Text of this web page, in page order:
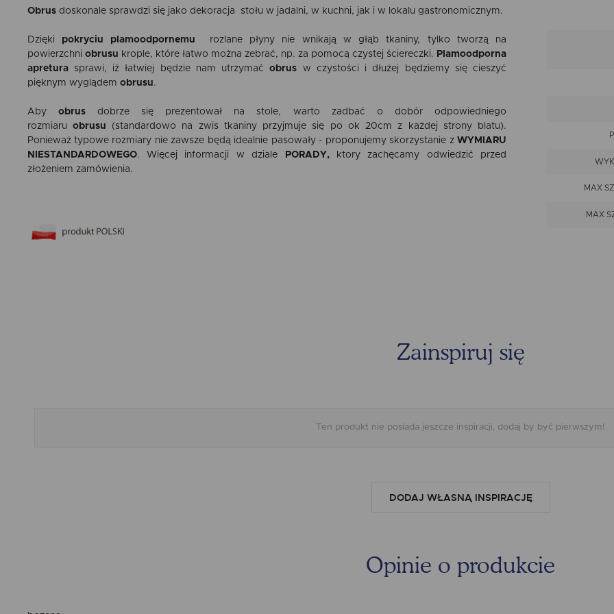
Obrus doskonale sprawdzi się jako dekoracja stołu w jadalni, w kuchni, jak i w lokalu gastronomicznym.
Dzięki pokryciu plamoodpornemu rozlane płyny nie wnikają w głąb tkaniny, tylko tworzą na
powierzchni obrusu krople, które łatwo można zebrać, np. za pomocą czystej ściereczki. Plamoodporna
apreturasprawi, iż łatwiej będzie nam utrzymaćobrus w czystości i dłużej będziemy się cieszyć
pięknym wyglądem obrusu.
Aby obrusdobrze się prezentował na stole, warto zadbać o dobór odpowiedniego
rozmiaru obrusu (standardowo na zwis tkaniny przyjmuje się po ok 20cm z każdej strony blatu).
Ponieważ typowe rozmiary nie zawsze będą idealnie pasowały - proponujemy skorzystanie zWYMIARU
NIESTANDARDOWEGO. Więcej informacji w dziale PORADY,
ktory zachęcamy odwiedzić przed
złożeniem zamówienia.
MAX
MAX
Zainspiruj się
Ten produkt nie posiada jeszcze inspiracji, dodaj by być pierwszym!
DODAJ WŁASNĄ INSPIRACJĘ
Opinie o produkcie